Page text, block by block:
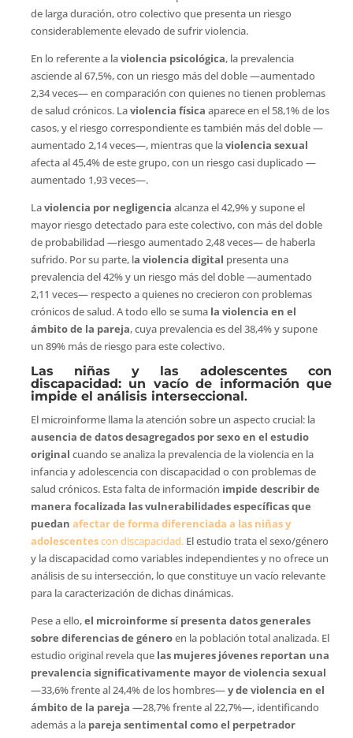
de larga duración, otro colectivo que presenta un riesgo
considerablemente elevado de sufrir violencia.
En lo referente a laviolencia psicológica, la prevalencia
asciende al 67,5%, con un riesgo más del doble —aumentado
2,34 veces— en comparación con quienes no tienen problemas
de salud crónicos. Laviolencia física aparece en el 58,1% de los
casos, y el riesgo correspondiente es también más del doble —
aumentado 2,14 veces—, mientras que laviolencia sexual
afecta al 45,4% de este grupo, con un riesgo casi duplicado —
aumentado 1,93 veces—.
Laviolencia por negligencia alcanza el 42,9% y supone el
mayor riesgo detectado para este colectivo, con más del doble
de probabilidad —riesgo aumentado 2,48 veces— de haberla
sufrido. Por su parte, la violencia digital presenta una
prevalencia del 42% y un riesgo más del doble —aumentado
2,11 veces— respecto a quienes no crecieron con problemas
crónicos de salud. A todo ello se suma la violencia en el
ámbito de la pareja, cuya prevalencia es del 38,4% y supone
un 89% más de riesgo para este colectivo.
Las niñas y las adolescentes con
discapacidad: un vacío de información que
impide el análisis interseccional.
El microinforme llama la atención sobre un aspecto crucial: la
ausencia de datos desagregados por sexo en el estudio
original cuando se analiza la prevalencia de la violencia en la
infancia y adolescencia con discapacidad o con problemas de
salud crónicos. Esta falta de información impide describir de
manera focalizada las vulnerabilidades específicas que
puedan afectar de forma diferenciada a las niñas y
adolescentescon discapacidad.El estudio trata el sexo/género
y la discapacidad como variables independientes y no ofrece un
análisis de su intersección, lo que constituye un vacío relevante
para la caracterización de dichas dinámicas.
Pese a ello,el microinforme sí presenta datos generales
sobre diferencias de géneroen la población total analizada. El
estudio original revela que las mujeres jóvenes reportan una
prevalencia significativamente mayor de violencia sexual
—33,6% frente al 24,4% de los hombres—y de violencia en el
ámbito de la pareja —28,7% frente al 22,7%—, identificando
además a la pareja sentimental como el perpetrador